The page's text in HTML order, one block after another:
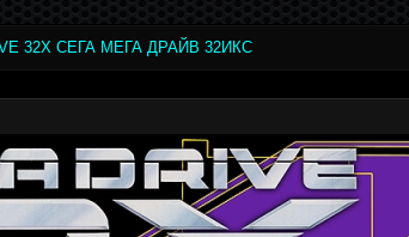
32X СЕГА МЕГА ДРАЙВ 32ИКС